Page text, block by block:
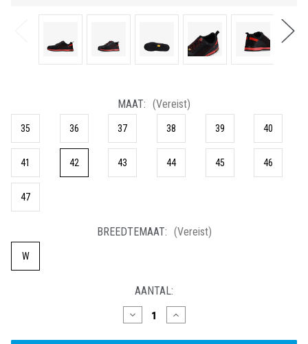
MAAT: (Vereist)
35 36 37 38 39 40
41 42 43 44 45 46
47
BREEDTEMAAT: (Vereist)
W
AANTAL:
Hoeveelheid
verlagen
Hoeveelheid
verhogen